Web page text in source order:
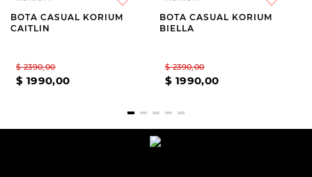
BOTA CASUAL KORIUM
CAITLIN
$ 2390,00
$ 1990,00
BOTA CASUAL KORIUM
BIELLA
$ 2390,00
$ 1990,00